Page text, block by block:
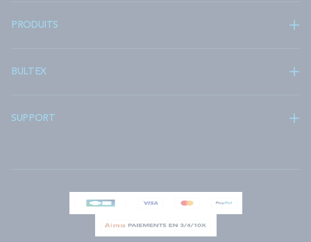
PRODUITS
BULTEX
SUPPORT